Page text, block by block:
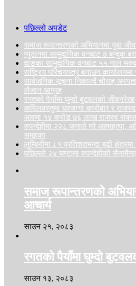
पछिल्लो अपडेट
समाज रूपान्तरणको अभियानमा युवा
प्युठानमा सामुदायिक वनबाट ७ बन्दुक
दाङका सामुदायिक वनबाट ५५ नाल
राष्ट्रिय परिचयपत्र बनाउन कार्यालयमा
सार्वजनिक सूचना निकाल्दै चौराह
लैजान आग्रह
रगतको पैयाँमा घुम्दो बुटवलको जीवनरेखा
कपिलवस्तुमा घरजग्गा कारोबार र
आवमा १४ करोड ७६ लाख राजस्व
रुपन्देहीमा २२८ जनाले गरे आत्महत्या,
समूहका
लुम्बिनीमा ८१ प्रतिशतभन्दा बढी
पछिल्लो २४ घण्टामा रुपन्देहीको
समाज रूपान्तरणको
आचार्य
साउन २१, २०८३
रगतको पैयाँमा घुम्दो
साउन १३, २०८३